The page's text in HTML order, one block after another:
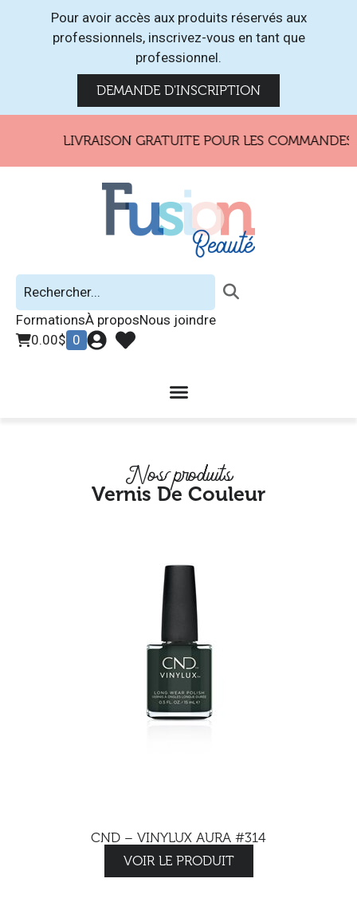
Pour avoir accès aux produits réservés aux
professionnels, inscrivez-vous en tant que
professionnel.
DEMANDE D'INSCRIPTION
LIVRAISON GRATUITE POUR LES COMMANDES
FormationsÀ proposNous joindre
0.00$ 0
Nos produits
Vernis De Couleur
CND – VINYLUX AURA #314
VOIR LE PRODUIT